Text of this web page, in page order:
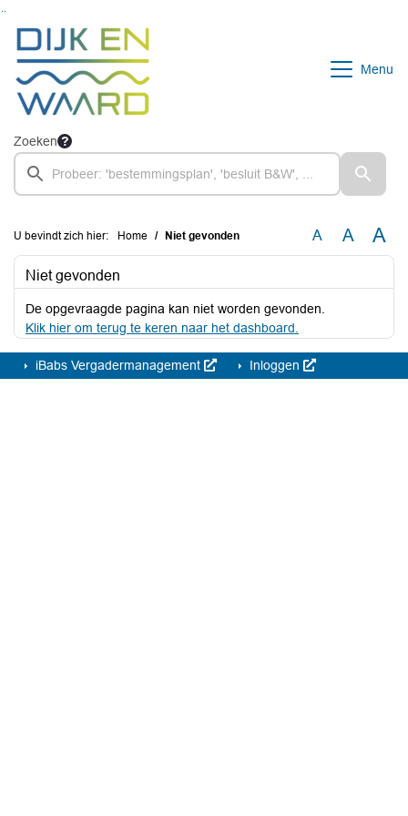
Menu
Zoeken
U bevindt zich hier: Home Niet gevonden A A A
Niet gevonden
De opgevraagde pagina kan niet worden gevonden.
Klik hier om terug te keren naar het dashboard.
iBabs Vergadermanagement Inloggen